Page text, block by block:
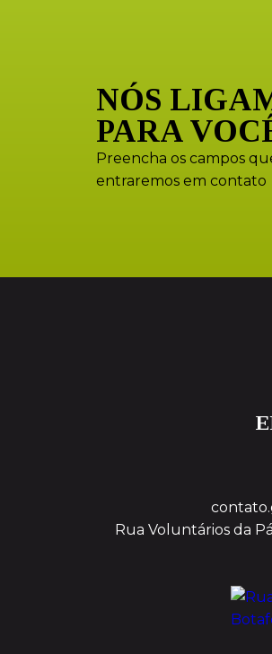
NÓS
PARA
Preencha os campos
entraremos em contato
Rua Voluntários da